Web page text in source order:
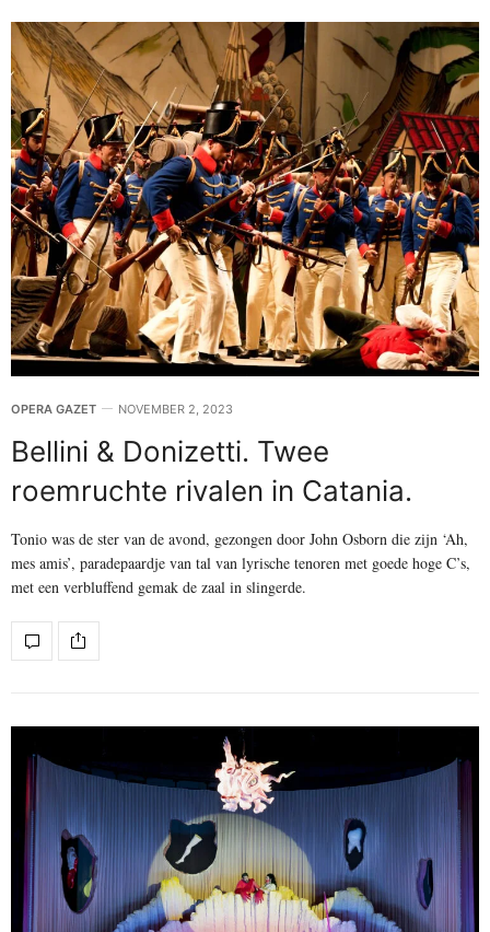
OPERA GAZET NOVEMBER 2, 2023
Bellini & Donizetti. Twee
roemruchte rivalen in Catania.
Tonio was de ster van de avond, gezongen door John Osborn die zijn ‘Ah,
mes amis’, paradepaardje van tal van lyrische tenoren met goede hoge C’s,
met een verbluffend gemak de zaal in slingerde.